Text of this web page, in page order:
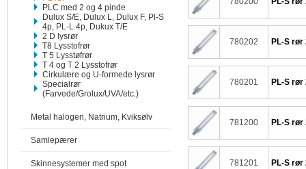
PLC med 2 og 4 pinde
Dulux S/E, Dulux L, Dulux F, Pl-S
4p, PL-L 4p, Dukux T/E
2 D lysrør
T8 Lysstofrør
T 5 Lysstøfrør
T 4 og T 2 Lysstofrør
Cirkulære og U-formede lysrør
Specialrør
(Farvede/Grolux/UVA/etc.)
Metal halogen, Natrium, Kviksølv
Samlepærer
Skinnesystemer med spot
780202 PL-S
780201 PL-S
781200 PL-S
781201 PL-S